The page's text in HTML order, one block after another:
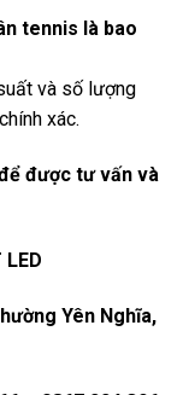
tennis là bao
và số lượng
xác.
được tư vấn và
Yên Nghĩa,